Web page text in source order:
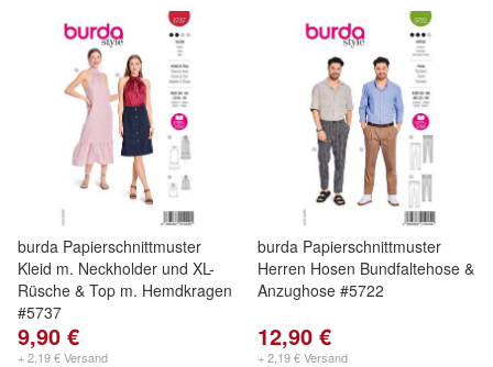
burda Papierschnittmuster
Kleid m. Neckholder und XL-
Rüsche & Top m. Hemdkragen
#5737
9,90 €
+ 2,19 € Versand
burda Papierschnittmuster
Herren Hosen Bundfaltehose &
Anzughose #5722
12,90 €
+ 2,19 € Versand